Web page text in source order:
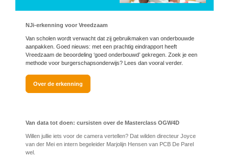
NJi-erkenning voor Vreedzaam
Van scholen wordt verwacht dat zij gebruikmaken van onderbouwde
aanpakken. Goed nieuws: met een prachtig eindrapport heeft
Vreedzaam de beoordeling ‘goed onderbouwd’ gekregen. Zoek je een
methode voor burgerschapsonderwijs? Lees dan vooral verder.
Over de erkenning
Van data tot doen: cursisten over de Masterclass OGW4D
Willen jullie iets voor de camera vertellen? Dat wilden directeur Joyce
van der Mei en intern begeleider Marjolijn Hensen van PCB De Parel
wel.